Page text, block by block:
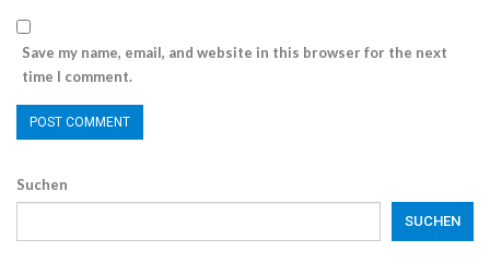
Save my name, email, and website in this browser for the next
time I comment.
Suchen
SUCHEN